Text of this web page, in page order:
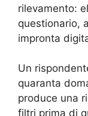
rilevamento:
questionario,
impronta
Un
quaranta
produce una
filtri prima di